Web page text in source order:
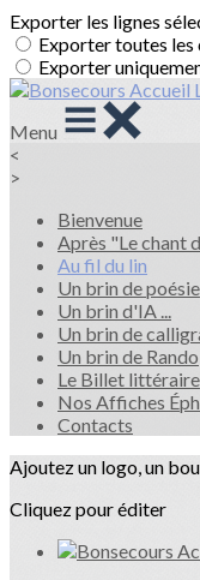
Exporter les lignes
Exporter toutes les
Exporter
Menu
<
>
Bienvenue
Après "Le chant
Au fil du lin
Un brin de poésie
Un brin d'IA ...
Un brin de
Un brin de Rando
Le Billet littéraire
Nos Affiches
Contacts
Ajoutez un logo, un
Cliquez pour éditer